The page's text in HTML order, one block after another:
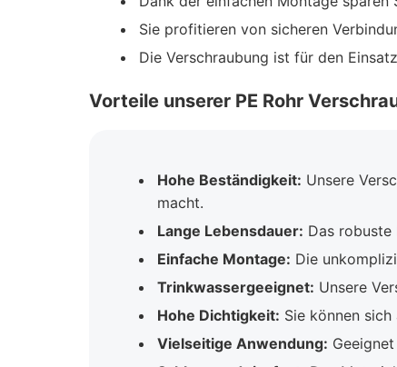
Sie profitieren von sicheren
Die Verschraubung ist für den
Vorteile unserer PE Rohr
Hohe Beständigkeit: Unsere
macht.
Lange Lebensdauer: Das robuste
Einfache Montage: Die
Trinkwassergeeignet: Unsere
Hohe Dichtigkeit: Sie können
Vielseitige Anwendung: